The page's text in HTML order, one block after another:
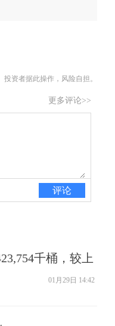
资者据此操作，风险自担。
更多评论>>
评论
千桶，较上
01月29日 14:42